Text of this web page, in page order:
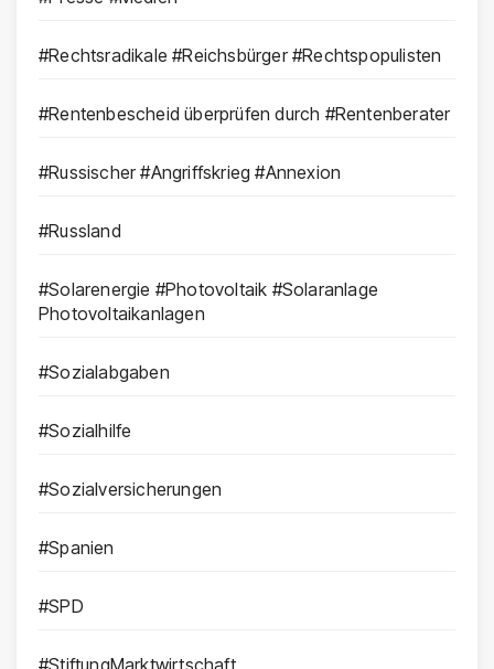
#Rechtsradikale #Reichsbürger #Rechtspopulisten
#Rentenbescheid überprüfen durch #Rentenberater
#Russischer #Angriffskrieg #Annexion
#Russland
#Solarenergie #Photovoltaik #Solaranlage
Photovoltaikanlagen
#Sozialabgaben
#Sozialhilfe
#Sozialversicherungen
#Spanien
#SPD